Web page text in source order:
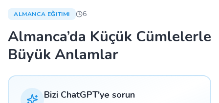
ALMANCA EĞITIMI 6
Almanca’da Küçük Cümlelerle
Büyük Anlamlar
Bizi ChatGPT'ye sorun